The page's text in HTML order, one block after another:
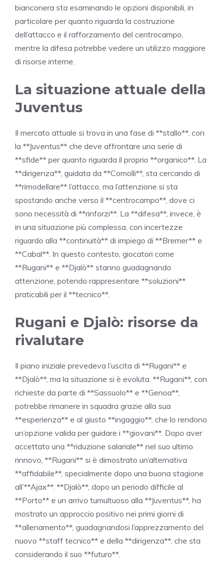
bianconera sta esaminando le opzioni disponibili, in
particolare per quanto riguarda la costruzione
dell’attacco e il rafforzamento del centrocampo,
mentre la difesa potrebbe vedere un utilizzo maggiore
di risorse interne.
La situazione attuale della
Juventus
Il mercato attuale si trova in una fase di **stallo**, con
la **Juventus** che deve affrontare una serie di
**sfide** per quanto riguarda il proprio **organico**. La
**dirigenza**, guidata da **Comolli**, sta cercando di
**rimodellare** l’attacco, ma l’attenzione si sta
spostando anche verso il **centrocampo**, dove ci
sono necessità di **rinforzi**. La **difesa**, invece, è
in una situazione più complessa, con incertezze
riguardo alla **continuità** di impiego di **Bremer** e
**Cabal**. In questo contesto, giocatori come
**Rugani** e **Djalò** stanno guadagnando
attenzione, potendo rappresentare **soluzioni**
praticabili per il **tecnico**.
Rugani e Djalò: risorse da
rivalutare
Il piano iniziale prevedeva l’uscita di **Rugani** e
**Djalò**, ma la situazione si è evoluta. **Rugani**, con
richieste da parte di **Sassuolo** e **Genoa**,
potrebbe rimanere in squadra grazie alla sua
**esperienza** e al giusto **ingaggio**, che lo rendono
un’opzione valida per guidare i **giovani**. Dopo aver
accettato una **riduzione salariale** nel suo ultimo
rinnovo, **Rugani** si è dimostrato un’alternativa
**affidabile**, specialmente dopo una buona stagione
all’**Ajax**. **Djalò**, dopo un periodo difficile al
**Porto** e un arrivo tumultuoso alla **Juventus**, ha
mostrato un approccio positivo nei primi giorni di
**allenamento**, guadagnandosi l’apprezzamento del
nuovo **staff tecnico** e della **dirigenza**, che sta
considerando il suo **futuro**.